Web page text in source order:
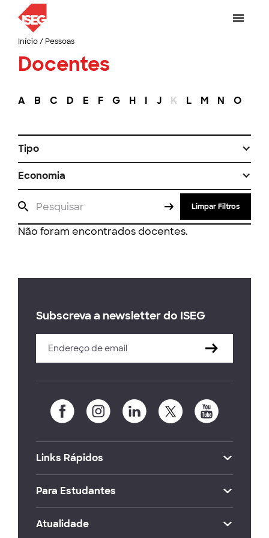
Início/ Pessoas
Docentes
A B C D E F G H I J K L M N O
Tipo
Economia
Limpar Filtros
Não foram encontrados docentes.
Subscreva a newsletter do ISEG
Links Rápidos
Para Estudantes
Atualidade